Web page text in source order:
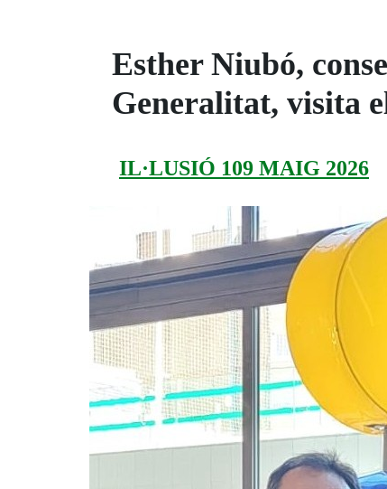
Esther Niubó,
Generalitat, visita
IL·LUSIÓ 109 MAIG 2026